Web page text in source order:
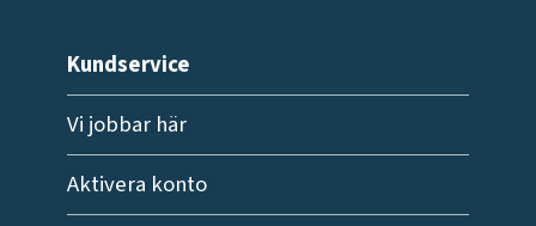
Kundservice
Vi jobbar här
Aktivera konto